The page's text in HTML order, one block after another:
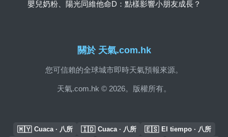
關於 天氣.com.hk
您可信賴的全球城市即時天氣預報來源。
天氣.com.hk © 2026。版權所有。
嬰兒奶粉、陽光同維他命D：點樣影響小朋友成長？
🇲🇾 Cuaca · 八所 🇮🇩 Cuaca · 八所 🇪🇸 El tiempo · 八所